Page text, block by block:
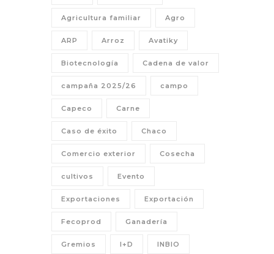
Agricultura familiar Agro
ARP Arroz Avatiky
Biotecnología Cadena de valor
campaña 2025/26 campo
Capeco Carne
Caso de éxito Chaco
Comercio exterior Cosecha
cultivos Evento
Exportaciones Exportación
Fecoprod Ganadería
Gremios I+D INBIO